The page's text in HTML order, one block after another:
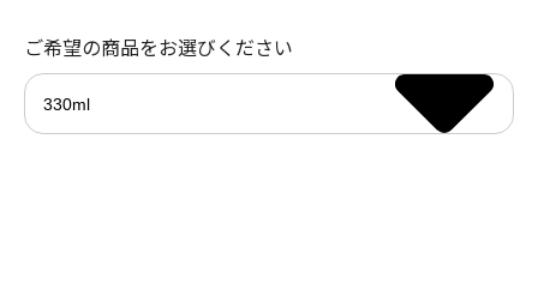
ご希望の商品をお選びください